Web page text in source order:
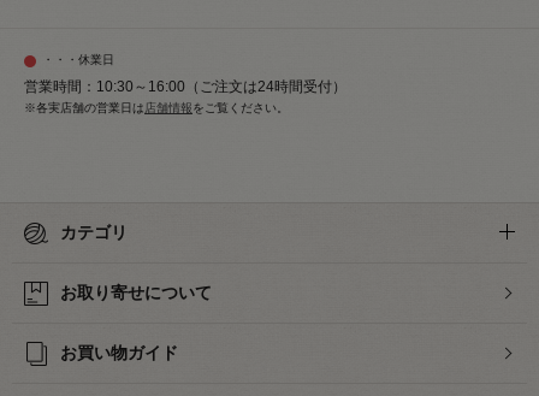
・・・休業日
営業時間：10:30～16:00（ご注文は24時間受付）
※各実店舗の営業日は店舗情報をご覧ください。
カテゴリ
お取り寄せについて
お買い物ガイド